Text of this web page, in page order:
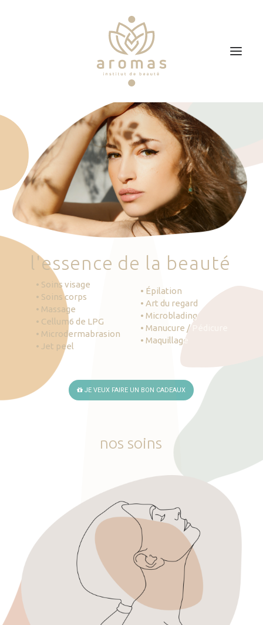
Soins
Je veux faire un bon cadeau
Plan d’accès
Prendre RDV
'essence de la beauté
• Soins visage
• Soins corps
• Massage
• Cellum6 de LPG
• Microdermabrasion
• Jet peel
• Épilation
• Art du regard
• Microblading
• Manucure / Pédicure
• Maquillage
JE VEUX FAIRE UN BON CADEAUX
nos soins